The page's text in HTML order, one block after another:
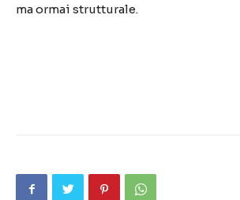
ma ormai strutturale.